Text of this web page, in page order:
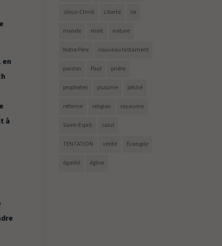
en
à
Jésus-Christ Liberté loi
monde mort nature
Notre Père nouveau testament
pardon Paul prière
prophetes psaume péché
reforme religion royaume
Saint-Esprit salut
TENTATION vérité Évangile
égalité église